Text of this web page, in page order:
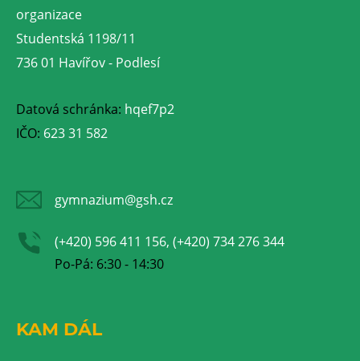
organizace
Studentská 1198/11
736 01 Havířov - Podlesí
Datová schránka: hqef7p2
IČO: 623 31 582
gymnazium@gsh.cz
(+420) 596 411 156, (+420) 734 276 344
Po-Pá: 6:30 - 14:30
KAM DÁL